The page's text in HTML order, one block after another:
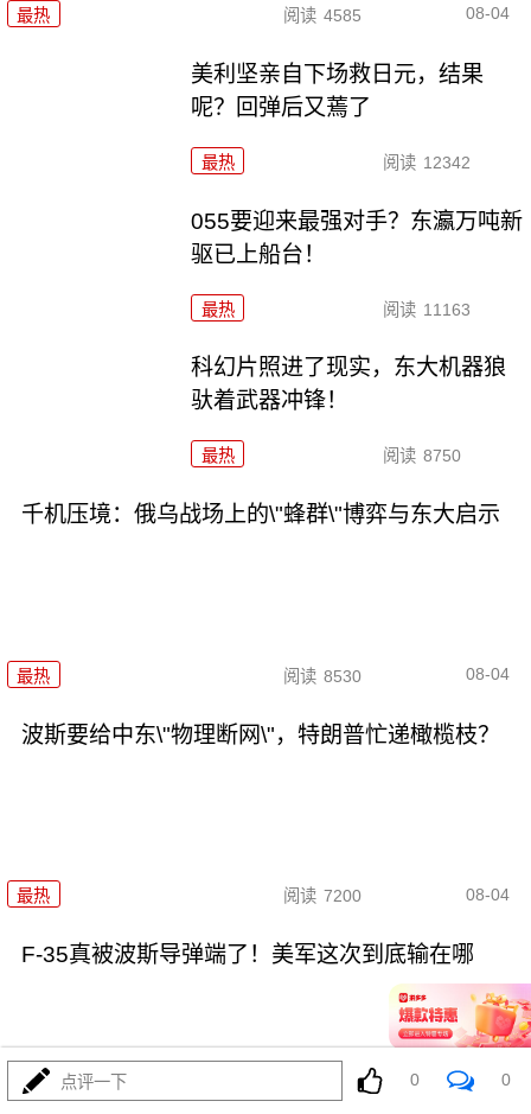
最热 阅读 4585 08-04
美利坚亲自下场救日元，结果
呢？回弹后又蔫了
最热 阅读 12342
055要迎来最强对手？东瀛万吨新
驱已上船台！
最热 阅读 11163
科幻片照进了现实，东大机器狼
驮着武器冲锋！
最热 阅读 8750
千机压境：俄乌战场上的\"蜂群\"博弈与东大启示
最热 阅读 8530 08-04
波斯要给中东\"物理断网\"，特朗普忙递橄榄枝？
最热 阅读 7200 08-04
F-35真被波斯导弹端了！美军这次到底输在哪
点评一下 0 0